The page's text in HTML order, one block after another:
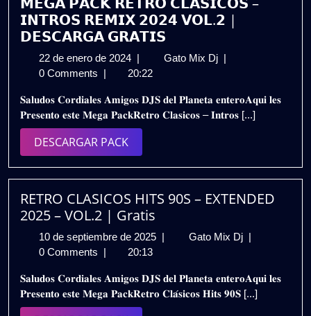
𝗜𝗡𝗧𝗥𝗢𝗦 𝗥𝗘𝗠𝗜𝗫 𝟮𝟬𝟮𝟰 𝗩𝗢𝗟.𝟮 |
𝗗𝗘𝗦𝗖𝗔𝗥𝗚𝗔 𝗚𝗥𝗔𝗧𝗜𝗦
22 de enero de 2024 22
de
de
2024
| Gato Mix Dj 𝗠𝗘𝗚𝗔
𝗖𝗟𝗔𝗦𝗜𝗖𝗢𝗦
–
𝗩𝗢𝗟.𝟮
|
|
0 Comments | 20:22
𝐒𝐚𝐥𝐮𝐝𝐨𝐬 𝐂𝐨𝐫𝐝𝐢𝐚𝐥𝐞𝐬 𝐀𝐦𝐢𝐠𝐨𝐬 𝐃𝐉𝐒 𝐝𝐞𝐥 𝐏𝐥𝐚𝐧𝐞𝐭𝐚 𝐞𝐧𝐭𝐞𝐫𝐨𝐀𝐪𝐮𝐢 𝐥𝐞𝐬
𝐏𝐫𝐞𝐬𝐞𝐧𝐭𝐨 𝐞𝐬𝐭𝐞 𝐌𝐞𝐠𝐚 𝐏𝐚𝐜𝐤𝐑𝐞𝐭𝐫𝐨 𝐂𝐥𝐚𝐬𝐢𝐜𝐨𝐬 – 𝐈𝐧𝐭𝐫𝐨𝐬 [...]
DESCARGAR PACKDESCARGAR
PACK
RETRO CLASICOS HITS 90S – EXTENDED
2025 – VOL.2 | Gratis
10 de septiembre de 2025 10
de
2025
| Gato Mix Dj RETRO
90S
–
|
0 Comments | 20:13
𝐒𝐚𝐥𝐮𝐝𝐨𝐬 𝐂𝐨𝐫𝐝𝐢𝐚𝐥𝐞𝐬 𝐀𝐦𝐢𝐠𝐨𝐬 𝐃𝐉𝐒 𝐝𝐞𝐥 𝐏𝐥𝐚𝐧𝐞𝐭𝐚 𝐞𝐧𝐭𝐞𝐫𝐨𝐀𝐪𝐮𝐢 𝐥𝐞𝐬
𝐏𝐫𝐞𝐬𝐞𝐧𝐭𝐨 𝐞𝐬𝐭𝐞 𝐌𝐞𝐠𝐚 𝐏𝐚𝐜𝐤𝐑𝐞𝐭𝐫𝐨 𝐂𝐥𝐚́𝐬𝐢𝐜𝐨𝐬 𝐇𝐢𝐭𝐬 𝟗𝟎𝐒 [...]